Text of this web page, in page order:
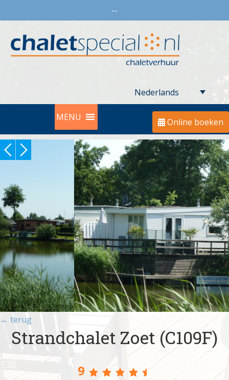
--
Nederlands
MENU Online boeken
← terug
Strandchalet Zoet (C109F)
9